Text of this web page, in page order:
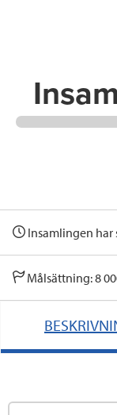
Insamlingen har
Målsättning: 8